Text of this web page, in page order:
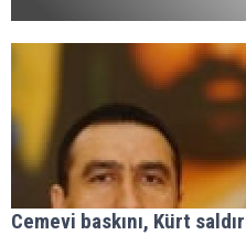
Cemevi baskını, Kürt